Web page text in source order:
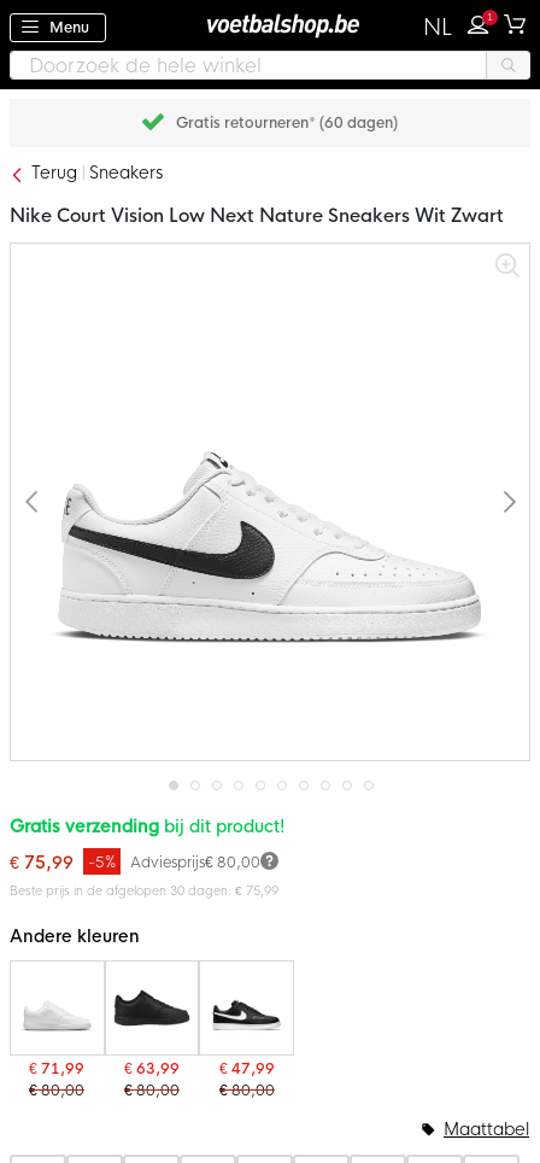
Menu NL 1
Gratis retourneren* (60 dagen)
Terug Sneakers
Ga
naar
begin
van
gallerij
Nike Court Vision Low Next Nature Sneakers Wit Zwart
Gratis verzending bij dit product!
€ 75,99
Adviesprijs€ 80,00
-5%
Beste prijs in de afgelopen 30 dagen: € 75,99
Andere kleuren
€ 71,99
€ 80,00
€ 63,99
€ 80,00
€ 47,99
€ 80,00
Maattabel